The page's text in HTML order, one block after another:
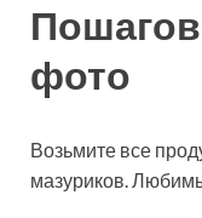
фото
Возьмите все
мазуриков.